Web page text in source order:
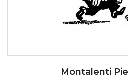
Montalenti